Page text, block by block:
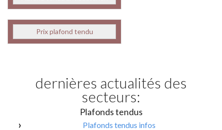
Prix plafond tendu
dernières actualités des
secteurs:
Plafonds tendus
Plafonds tendus infos